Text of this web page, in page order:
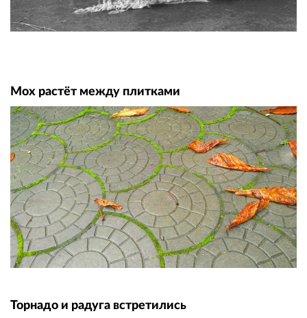
Мох растёт между плитками
Торнадо и радуга встретились